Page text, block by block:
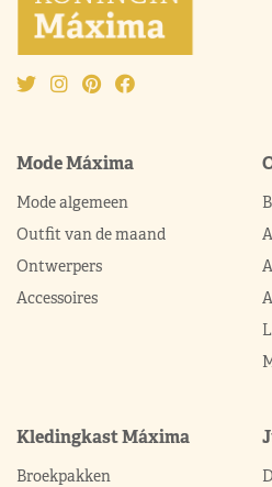
Mode Máxima
Mode algemeen
Outfit van de maand
Ontwerpers
Accessoires
Kledingkast Máxima
Broekpakken